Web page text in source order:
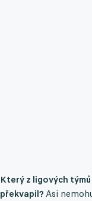
Který z ligových
překvapil? Asi